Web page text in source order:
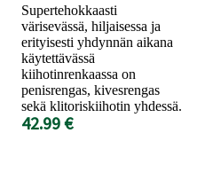
Supertehokkaasti
värisevässä, hiljaisessa ja
erityisesti yhdynnän aikana
käytettävässä
kiihotinrenkaassa on
penisrengas, kivesrengas
sekä klitoriskiihotin yhdessä.
42.99 €